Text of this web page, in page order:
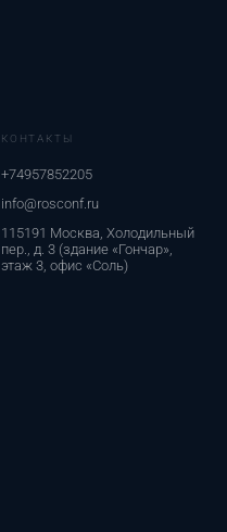
КОНТАКТЫ
+74957852205
info@rosconf.ru
115191 Москва, Холодильный
пер., д. 3 (здание «Гончар»,
этаж 3, офис «Соль)